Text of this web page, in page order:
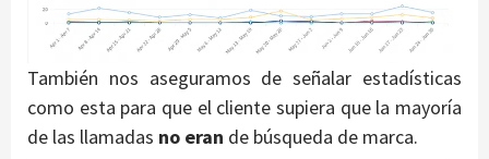
También nos aseguramos de señalar estadísticas
como esta para que el cliente supiera que la mayoría
de las llamadas no eran de búsqueda de marca.